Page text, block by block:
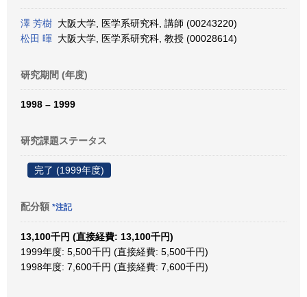
澤 芳樹 大阪大学, 医学系研究科, 講師 (00243220)
松田 暉 大阪大学, 医学系研究科, 教授 (00028614)
研究期間 (年度)
1998 – 1999
研究課題ステータス
完了 (1999年度)
配分額 *注記
13,100千円 (直接経費: 13,100千円)
1999年度: 5,500千円 (直接経費: 5,500千円)
1998年度: 7,600千円 (直接経費: 7,600千円)